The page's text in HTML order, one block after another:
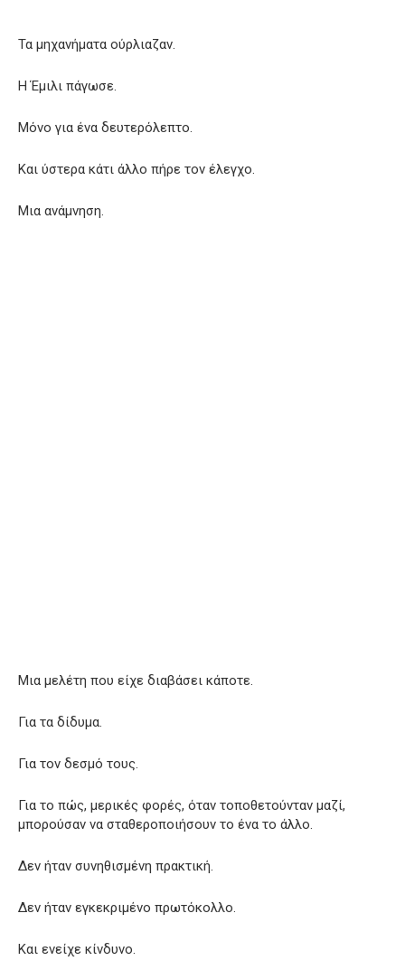
Τα μηχανήματα ούρλιαζαν.
Η Έμιλι πάγωσε.
Μόνο για ένα δευτερόλεπτο.
Και ύστερα κάτι άλλο πήρε τον έλεγχο.
Μια ανάμνηση.
Μια μελέτη που είχε διαβάσει κάποτε.
Για τα δίδυμα.
Για τον δεσμό τους.
Για το πώς, μερικές φορές, όταν τοποθετούνταν μαζί,
μπορούσαν να σταθεροποιήσουν το ένα το άλλο.
Δεν ήταν συνηθισμένη πρακτική.
Δεν ήταν εγκεκριμένο πρωτόκολλο.
Και ενείχε κίνδυνο.